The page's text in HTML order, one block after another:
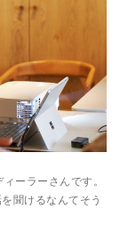
ーラーさんです。
聞けるなんてそう